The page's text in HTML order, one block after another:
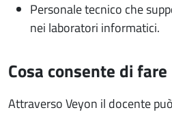
Personale tecnico che
nei laboratori informatici.
Cosa consente di fare
Attraverso Veyon il docente